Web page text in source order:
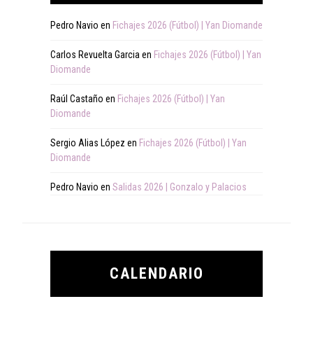
Pedro Navio en Fichajes 2026 (Fútbol) | Yan Diomande
Carlos Revuelta Garcia en Fichajes 2026 (Fútbol) | Yan
Diomande
Raúl Castaño en Fichajes 2026 (Fútbol) | Yan
Diomande
Sergio Alias López en Fichajes 2026 (Fútbol) | Yan
Diomande
Pedro Navio en Salidas 2026 | Gonzalo y Palacios
CALENDARIO